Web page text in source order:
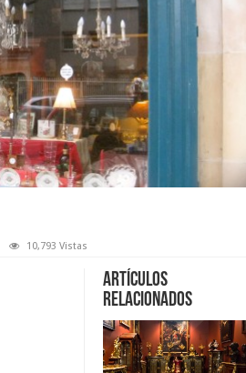
10,793 Vistas
Artículos
relacionados